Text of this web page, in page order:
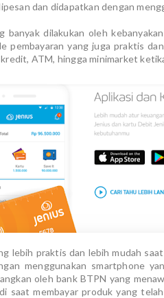
dan didapatkan dengan
banyak dilakukan oleh
pembayaran yang juga praktis
ATM, hingga minimarket
lebih praktis dan lebih mudah
menggunakan smartphone
oleh bank BTPN yang
saat membayar produk yang